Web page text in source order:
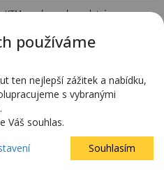
KTM - e-shop s kompletním
na specializovaných stránkách
na specializovaných stránkách
právo změny vyplývající z chyby
používáme
ten nejlepší zážitek a nabídku,
s vybranými
Váš souhlas.
Souhlasím